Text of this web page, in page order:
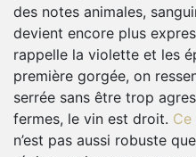
des notes animales,
devient encore plus
rappelle la violette et les
première gorgée, on
serrée sans être trop
fermes, le vin est droit.
n’est pas aussi robuste